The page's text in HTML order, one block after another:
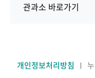
관과소 바로가기
개인정보처리방침